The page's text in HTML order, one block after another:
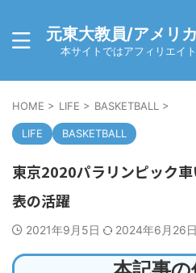
元東大教員/アメリ
本サイトではアフィリエイ
HOME > LIFE > BASKETBALL >
LIFE BASKETBALL
東京2020パラリンピック
表の活躍
2021年9月5日 2024年6月26日